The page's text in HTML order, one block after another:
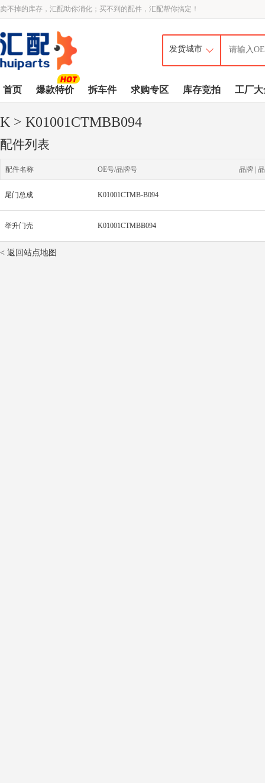
卖不掉的库存，汇配助你消化；买不到的配件，汇配帮你搞定！
首页 爆款特价 拆车件 求购专区 库存竞拍 工厂大
K > K01001CTMBB094
配件列表
配件名称 OE号/品牌号 品牌 |
尾门总成 K01001CTMB-B094
举升门壳 K01001CTMBB094
< 返回站点地图